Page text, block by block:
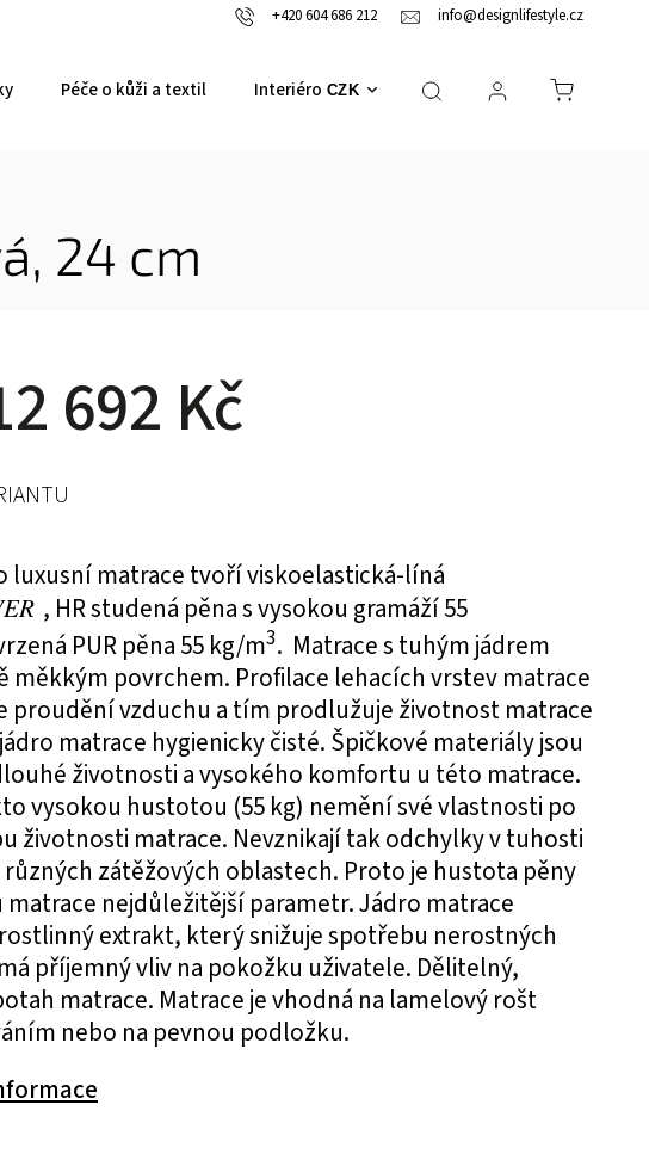
+420 604 686 212 info@designlifestyle.cz
CZK
Péče o kůži a textil Interiérové doplňky
24 cm
692 Kč
luxusní matrace tvoří viskoelastická-líná
, HR studená pěna s vysokou gramáží 55
PUR pěna 55 kg/m3. Matrace s tuhým jádrem
měkkým povrchem. Profilace lehacích vrstev matrace
proudění vzduchu a tím prodlužuje životnost matrace
matrace hygienicky čisté. Špičkové materiály jsou
životnosti a vysokého komfortu u této matrace.
vysokou hustotou (55 kg) nemění své vlastnosti po
životnosti matrace. Nevznikají tak odchylky v tuhosti
různých zátěžových oblastech. Proto je hustota pěny
matrace nejdůležitější parametr. Jádro matrace
extrakt, který snižuje spotřebu nerostných
příjemný vliv na pokožku uživatele. Dělitelný,
matrace. Matrace je vhodná na lamelový rošt
nebo na pevnou podložku.